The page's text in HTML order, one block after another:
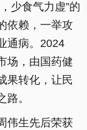
少食气力虚”的
依赖，一举攻
通病。2024
场，由国药健
果转化，让民
。
伟生先后荣获